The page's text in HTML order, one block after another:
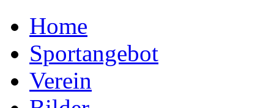
Home
Sportangebot
Verein